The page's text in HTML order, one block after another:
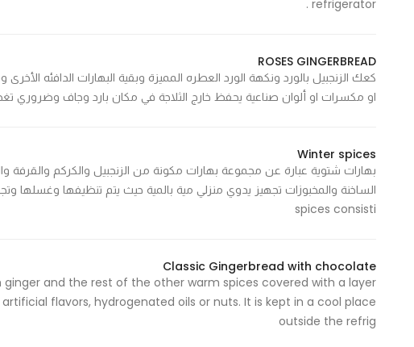
refrigerator .
ROSES GINGERBREAD
كعك الزنجبيل بالورد ونكهة الورد العطره المميزة وبقية البهارات الدافئه
او مكسرات او ألوان صناعية يحفظ خارج الثلاجة في مكان بارد وجاف وضروري
Winter spices
بهارات شتوية عبارة عن مجموعة بهارات مكونة من الزنجبيل والكركم والقرفة
spices consisti
Classic Gingerbread with chocolate
and the rest of the other warm spices covered with a layer
flavors, hydrogenated oils or nuts. It is kept in a cool place
outside the refrig
site, you
seeing
personalized
content and